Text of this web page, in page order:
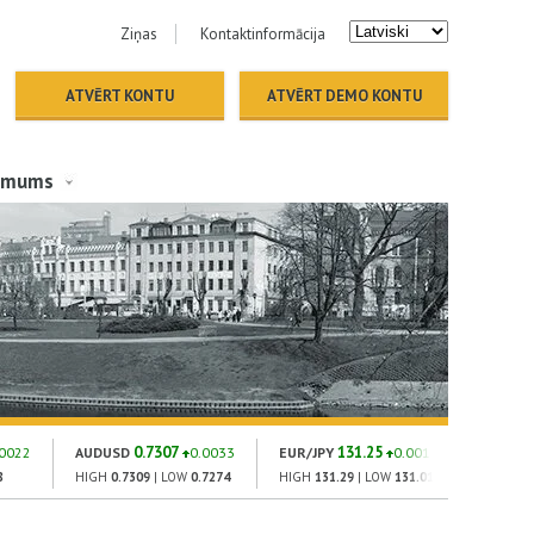
Ziņas Kontaktinformācija
ATVĒRT KONTU ATVĒRT DEMO KONTU
AUDUSD 0.7307 0.0033
HIGH 0.7309 | LOW 0.7274
EUR/JPY 131.25 0.001
HIGH 131.29 | LOW 131.01